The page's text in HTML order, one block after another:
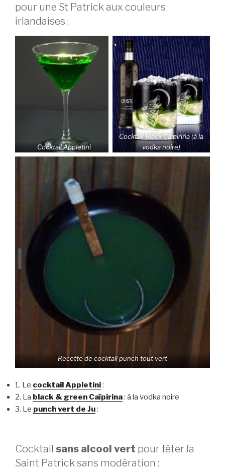
pour une St Patrick aux couleurs
irlandaises :
Cocktail Appletini
Cocktail Black Caïpiriña (à la
vodka noire)
Recette de cocktail punch tout vert
1. Le cocktail Appletini:
2. La black & green Caïpirina: à la vodka noire
3. Le punch vert de Ju:
Cocktail sans alcool vert pour fêter la
Saint Patrick sans modération :